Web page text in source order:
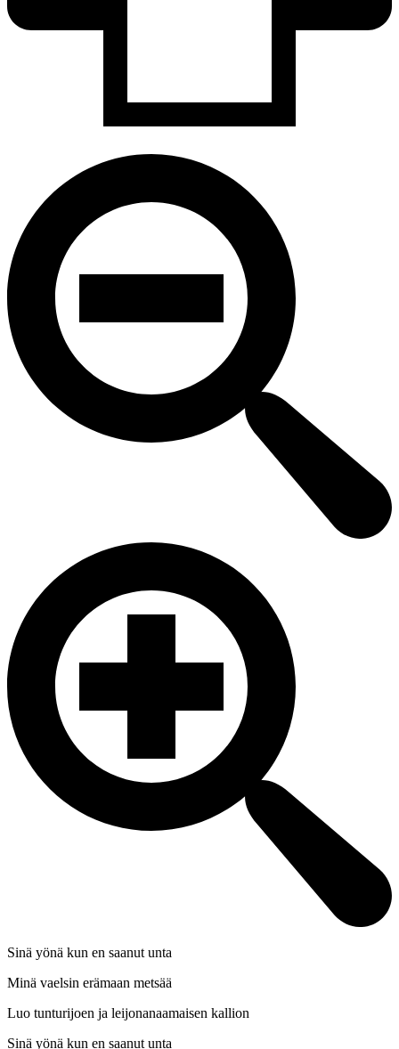
Sinä yönä kun en saanut unta
Minä vaelsin erämaan metsää
Luo tunturijoen ja leijonanaamaisen kallion
Sinä yönä kun en saanut unta